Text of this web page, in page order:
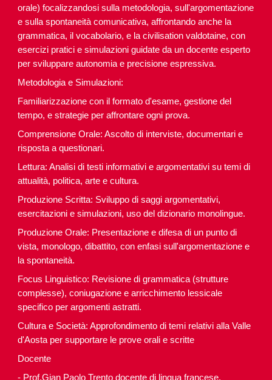
orale) focalizzandosi sulla metodologia, sull'argomentazione
e sulla spontaneità comunicativa, affrontando anche la
grammatica, il vocabolario, e la civilisation valdotaine, con
esercizi pratici e simulazioni guidate da un docente esperto
per sviluppare autonomia e precisione espressiva.
Metodologia e Simulazioni:
Familiarizzazione con il formato d'esame, gestione del
tempo, e strategie per affrontare ogni prova.
Comprensione Orale: Ascolto di interviste, documentari e
risposta a questionari.
Lettura: Analisi di testi informativi e argomentativi su temi di
attualità, politica, arte e cultura.
Produzione Scritta: Sviluppo di saggi argomentativi,
esercitazioni e simulazioni, uso del dizionario monolingue.
Produzione Orale: Presentazione e difesa di un punto di
vista, monologo, dibattito, con enfasi sull'argomentazione e
la spontaneità.
Focus Linguistico: Revisione di grammatica (strutture
complesse), coniugazione e arricchimento lessicale
specifico per argomenti astratti.
Cultura e Società: Approfondimento di temi relativi alla Valle
d'Aosta per supportare le prove orali e scritte
Docente
- Prof.Gian Paolo Trento docente di lingua francese,